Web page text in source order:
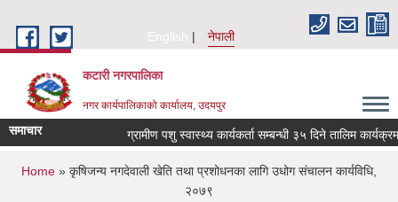
English
नेपाली
कटारी नगरपालिका
नगर कार्यपालिकाको कार्यालय, उदयपुर
समाचार ग्रामीण पशु स्वास्थ्य कार्यकर्ता सम्बन्धी ३५ दिने तालिम
You are here
Home » कृषिजन्य नगदेवाली खेति तथा प्रशोधनका लागि उधोग संचालन कार्यविधि,
२०७९